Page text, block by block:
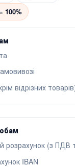
100%
відрізних
розрахунок (з
IBAN